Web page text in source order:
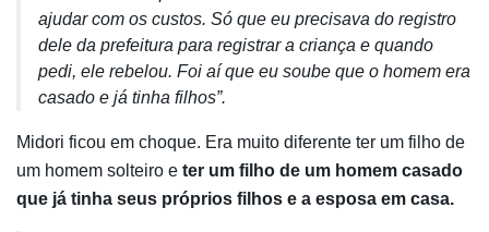
ajudar com os custos. Só que eu precisava do registro
dele da prefeitura para registrar a criança e quando
pedi, ele rebelou. Foi aí que eu soube que o homem era
casado e já tinha filhos”.
Midori ficou em choque. Era muito diferente ter um filho de
um homem solteiro e ter um filho de um homem casado
que já tinha seus próprios filhos e a esposa em casa.